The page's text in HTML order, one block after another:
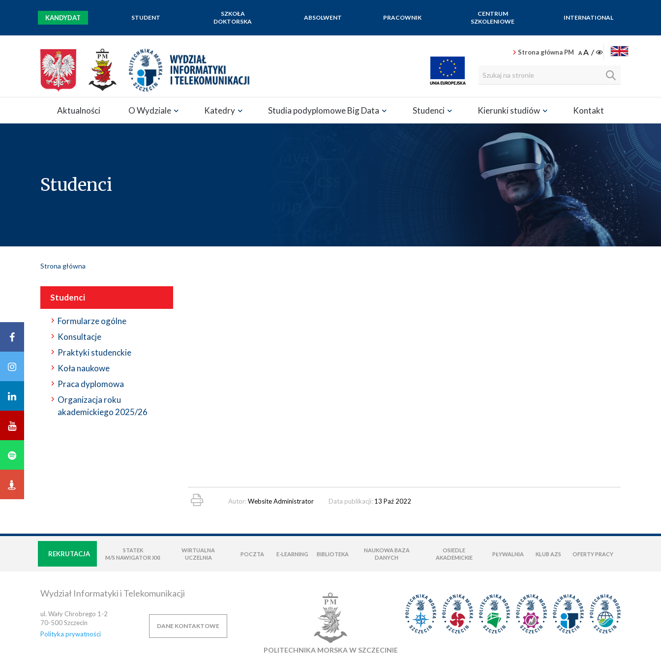
KANDYDAT STUDENT
SZKOŁA
DOKTORSKA
ABSOLWENT PRACOWNIK
CENTRUM
SZKOLENIOWE
INTERNATIONAL
Strona główna PM
Aktualności O Wydziale Katedry Studia podyplomowe Big Data Studenci Kierunki studiów Kontakt
Studenci
Strona główna
Studenci
Formularze ogólne
Konsultacje
Praktyki studenckie
Koła naukowe
Praca dyplomowa
Organizacja roku
akademickiego 2025/26
Autor:Website Administrator Data publikacji: 13 Paź 2022
REKRUTACJA
STATEK
M/S NAWIGATOR XXI
WIRTUALNA
UCZELNIA
POCZTA E-LEARNING BIBLIOTEKA
NAUKOWA BAZA
DANYCH
OSIEDLE
AKADEMICKIE
PŁYWALNIA KLUB AZS OFERTY PRACY
POLITECHNIKA MORSKA W SZCZECINIE
Wydział Informatyki i Telekomunikacji
ul. Wały Chrobrego 1-2
70-500Szczecin
Polityka prywatności
DANE KONTAKTOWE